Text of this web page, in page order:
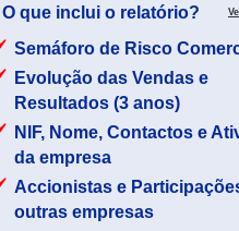
O que inclui o relatório?
Semáforo de Risco
Evolução das Vendas e
Resultados (3 anos)
NIF, Nome, Contactos e
da empresa
Accionistas e
outras empresas